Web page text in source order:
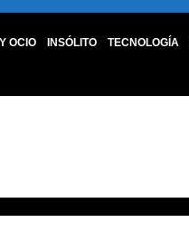
OCIO INSÓLITO TECNOLOGÍA